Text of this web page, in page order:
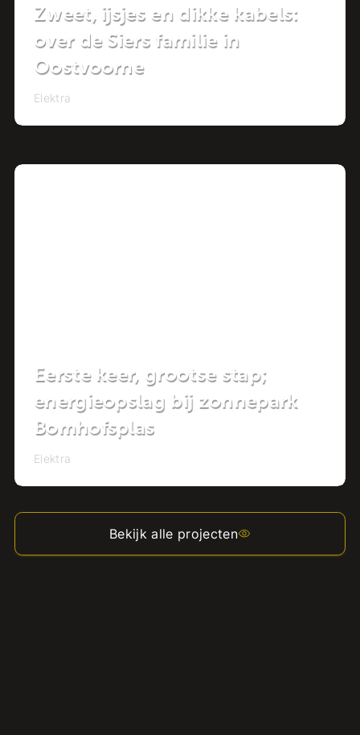
Zweet, ijsjes en dikke kabels:
over de Siers familie in
Oostvoorne
Elektra
Eerste keer, grootse stap;
energieopslag bij zonnepark
Bomhofsplas
Elektra
Bekijk alle projecten